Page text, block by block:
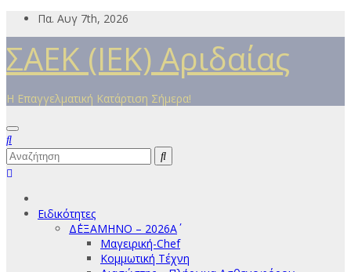
Μετάβαση
περιεχόμενο
Πα. Αυγ 7th, 2026
ΣΑΕΚ (ΙΕΚ) Αριδαίας
Η Επαγγελματική Κατάρτιση Σήμερα!
Ειδικότητες
Δ΄ΕΞΑΜΗΝΟ – 2026Α΄
Μαγειρική-Chef
Κομμωτική Τέχνη